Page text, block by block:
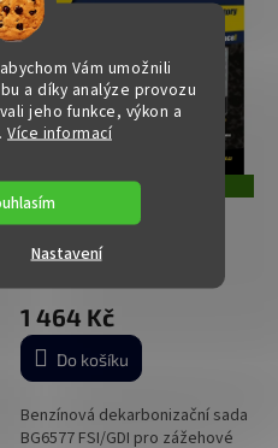
Vám umožnili
a díky analýze provozu
jeho funkce, výkon a
Více informací
Nastavení
celofánu)
ZZDARMA
BG Kit 6577 Benzínový
Krabičce - dekarbonizační
sada
produktu
je
5,0
5
hvězdiček.
1 464 Kč
Do košíku
Benzínová dekarbonizační sada
BG6577 FSI/GDI pro zážehové